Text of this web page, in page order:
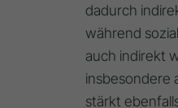
dadurch
während
auch indirekt
insbesondere
stärkt